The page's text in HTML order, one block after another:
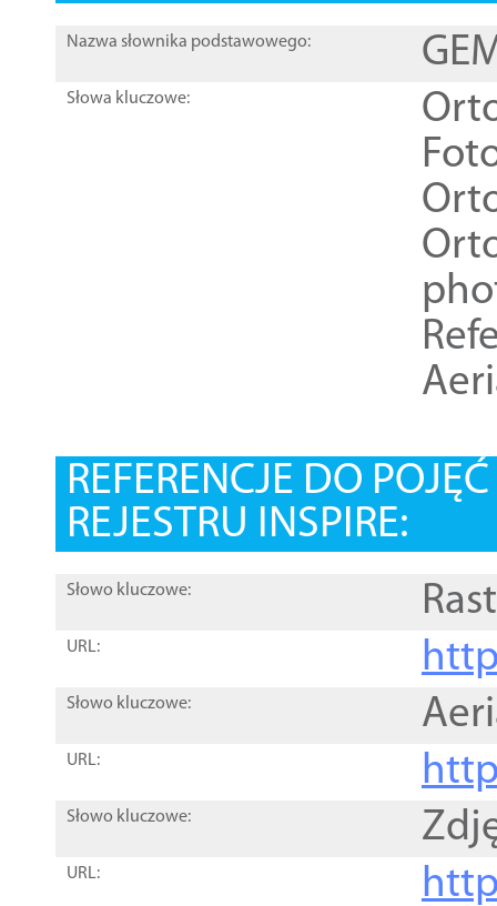
Nazwa słownika podstawowego:
Słowa kluczowe:
REFERENCJE DO
REJESTRU INSPIRE:
Słowo kluczowe:
URL:
Słowo kluczowe:
URL:
Słowo kluczowe:
URL: